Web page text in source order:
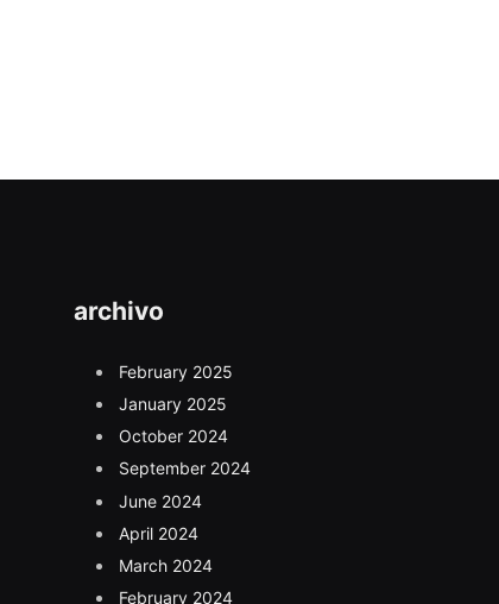
archivo
February 2025
January 2025
October 2024
September 2024
June 2024
April 2024
March 2024
February 2024